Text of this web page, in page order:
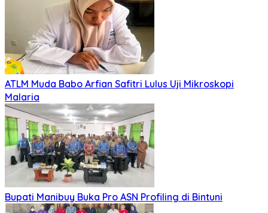
ATLM Muda Babo Arfian Safitri Lulus Uji Mikroskopi
Malaria
Bupati Manibuy Buka Pro ASN Profiling di Bintuni